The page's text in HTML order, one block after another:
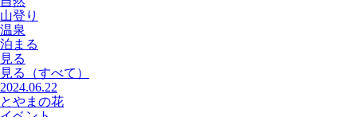
山登り
温泉
泊まる
見る
見る
（すべて）
2024.06.22
とやまの花